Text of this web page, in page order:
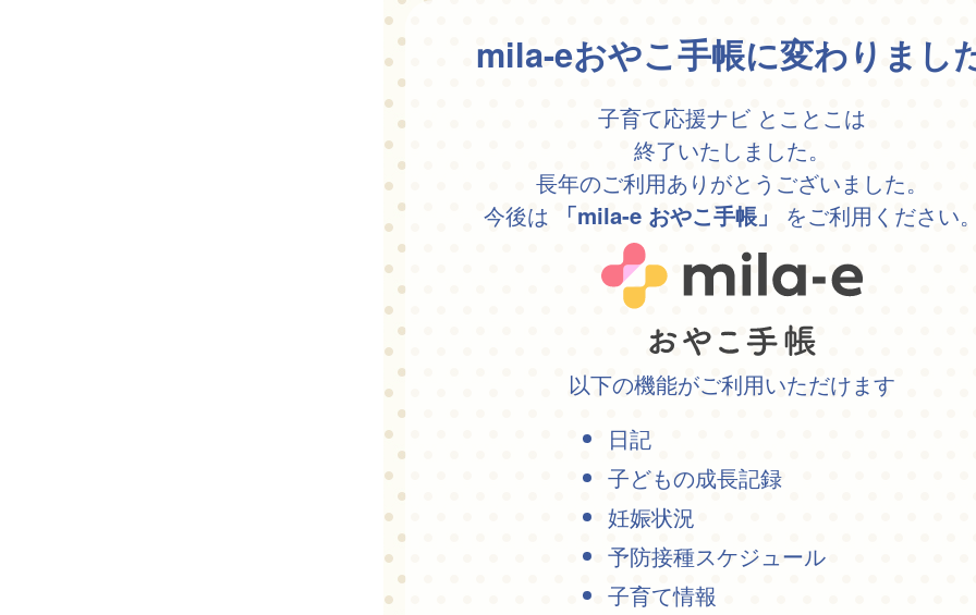
mila-eおやこ手帳に変わりまし
子育て応援ナビ とことこは
終了いたしました。
長年のご利用ありがとうございました。
今後は
「mila-e おやこ手帳」 をご利用ください
以下の機能がご利用いただけます
日記
子どもの成長記録
妊娠状況
予防接種スケジュール
子育て情報